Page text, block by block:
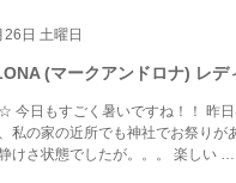
日 土曜日
(マークアンドロナ) レデ
今日もすごく暑いですね！！ 昨
私の家の近所でも神社でお祭り
けさ状態でしたが。。。 楽しい …